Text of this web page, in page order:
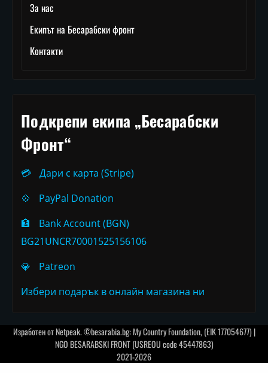
За нас
Екипът на Бесарабски фронт
Контакти
Подкрепи екипа „Бесарабски
Фронт“
💳
Дари с карта (Stripe)
💠
PayPal Donation
🏦
Bank Account (BGN)
BG21UNCR70001525156106
💎
Patreon
Избери подарък в онлайн магазина ни
Изработен отNetpeak. ©besarabia.bg: My Country Foundation, (EIK 177054677) |
NGO BESARABSKI FRONT (USREOU code 45447863)
2021-2026